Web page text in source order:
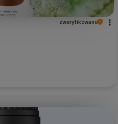
zweryfikowano